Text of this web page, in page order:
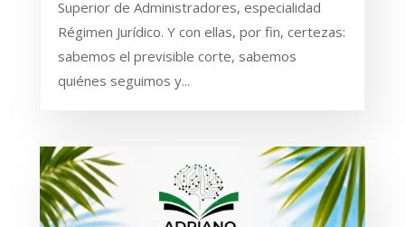
Superior de Administradores, especialidad
Régimen Jurídico. Y con ellas, por fin, certezas:
sabemos el previsible corte, sabemos
quiénes seguimos y...